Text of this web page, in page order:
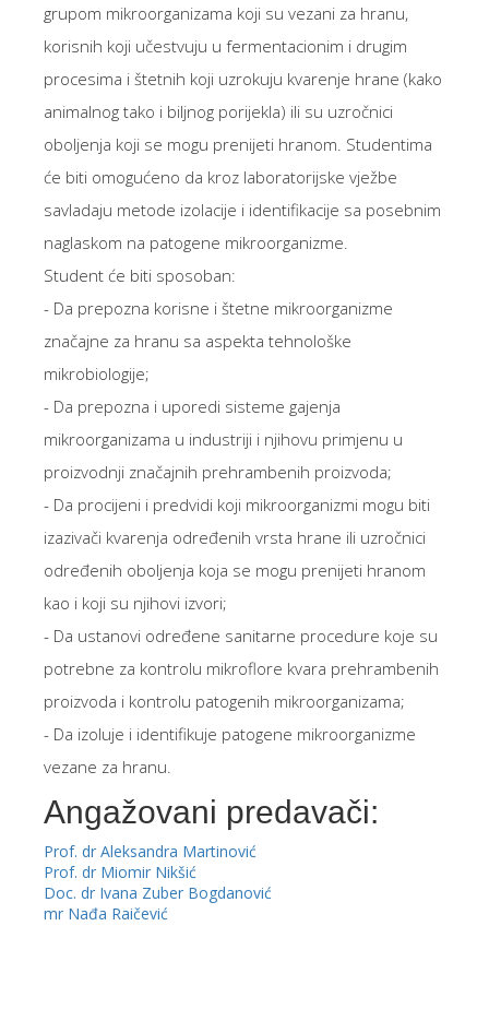
grupom mikroorganizama koji su vezani za hranu,
korisnih koji učestvuju u fermentacionim i drugim
procesima i štetnih koji uzrokuju kvarenje hrane (kako
animalnog tako i biljnog porijekla) ili su uzročnici
oboljenja koji se mogu prenijeti hranom. Studentima
će biti omogućeno da kroz laboratorijske vježbe
savladaju metode izolacije i identifikacije sa posebnim
naglaskom na patogene mikroorganizme.
Student će biti sposoban:
- Da prepozna korisne i štetne mikroorganizme
značajne za hranu sa aspekta tehnološke
mikrobiologije;
- Da prepozna i uporedi sisteme gajenja
mikroorganizama u industriji i njihovu primjenu u
proizvodnji značajnih prehrambenih proizvoda;
- Da procijeni i predvidi koji mikroorganizmi mogu biti
izazivači kvarenja određenih vrsta hrane ili uzročnici
određenih oboljenja koja se mogu prenijeti hranom
kao i koji su njihovi izvori;
- Da ustanovi određene sanitarne procedure koje su
potrebne za kontrolu mikroflore kvara prehrambenih
proizvoda i kontrolu patogenih mikroorganizama;
- Da izoluje i identifikuje patogene mikroorganizme
vezane za hranu.
Angažovani predavači:
Prof. dr Aleksandra Martinović
Prof. dr Miomir Nikšić
Doc. dr Ivana Zuber Bogdanović
mr Nađa Raičević